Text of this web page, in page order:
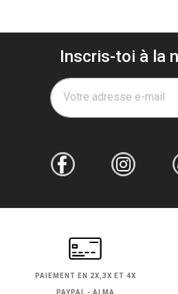
Inscris-toi à la
Votre adresse e-mail
PAIEMENT EN 2X,3X ET 4X
PAYPAL - ALMA